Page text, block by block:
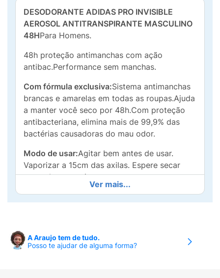
DESODORANTE ADIDAS PRO INVISIBLE
AEROSOL ANTITRANSPIRANTE MASCULINO
48HPara Homens.
48h proteção antimanchas com ação
antibac.Performance sem manchas.
Com fórmula exclusiva:Sistema antimanchas
brancas e amarelas em todas as roupas.Ajuda
a manter você seco por 48h.Com proteção
antibacteriana, elimina mais de 99,9% das
bactérias causadoras do mau odor.
Modo de usar:Agitar bem antes de usar.
Vaporizar a 15cm das axilas. Espere secar
antes de se vestir.
Ver mais...
A Araujo tem de tudo.
Posso te ajudar de alguma forma?